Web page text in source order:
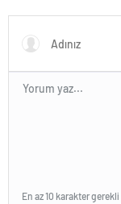
En az 10 karakter gerekli